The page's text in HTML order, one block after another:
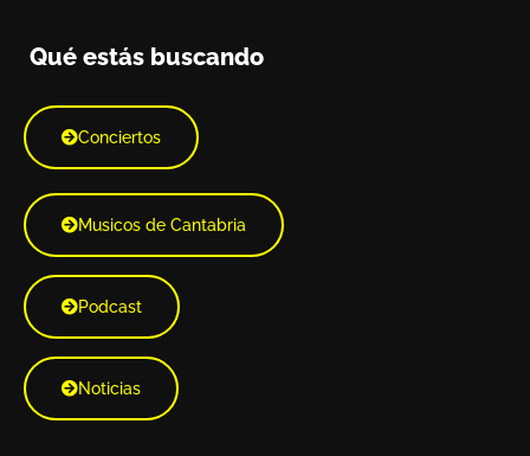
Qué estás buscando
Conciertos
Musicos de Cantabria
Podcast
Noticias